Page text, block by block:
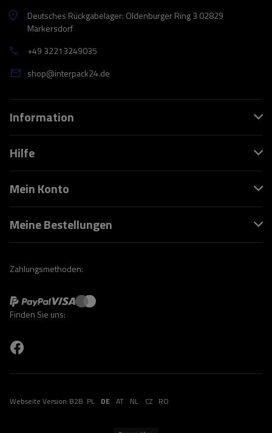
Deutsches Rückgabelager: Oldenburger Ring 3 02829
Markersdorf
+49 32213249035
shop@interpack24.de
Information
Hilfe
Mein Konto
Meine Bestellungen
Zahlungsmethoden:
Finden Sie uns:
Webseite Version:B2B PL DE AT NL CZ RO